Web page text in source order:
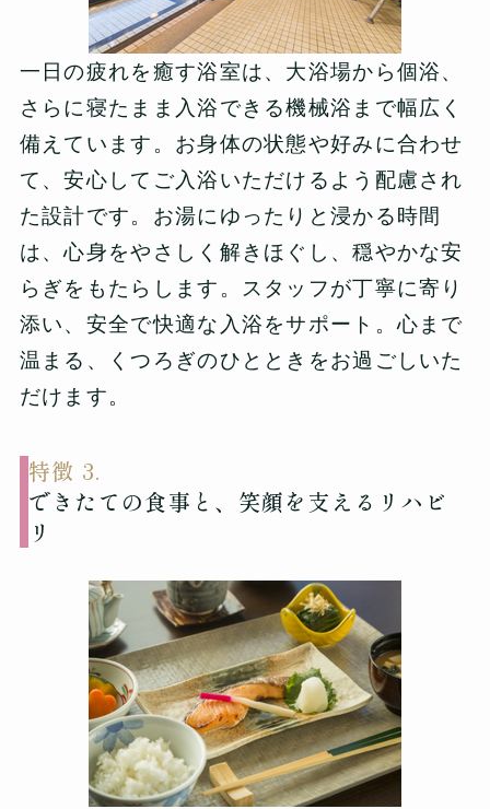
一日の疲れを癒す浴室は、大浴場から個浴、
さらに寝たまま入浴できる機械浴まで幅広く
備えています。お身体の状態や好みに合わせ
て、安心してご入浴いただけるよう配慮され
た設計です。お湯にゆったりと浸かる時間
は、心身をやさしく解きほぐし、穏やかな安
らぎをもたらします。スタッフが丁寧に寄り
添い、安全で快適な入浴をサポート。心まで
温まる、くつろぎのひとときをお過ごしいた
だけます。
特徴 3.
できたての食事と、笑顔を支えるリハビ
リ